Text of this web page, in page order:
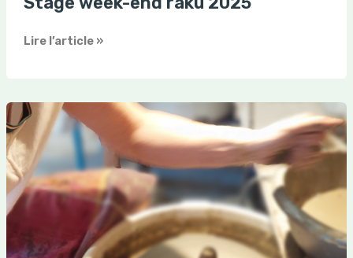
Lire l’article »
Stage
initiation
tournage
2025